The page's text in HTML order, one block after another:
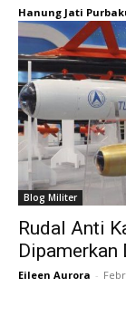
Hanung Jati
Blog Militer
Rudal Anti
Dipamerkan
Eileen Aurora -